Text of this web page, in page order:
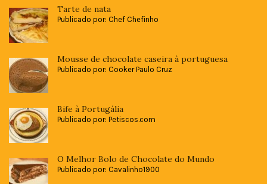
Tarte de nata
Publicado por: Chef Chefinho
Mousse de chocolate caseira à portuguesa
Publicado por: Cooker Paulo Cruz
Bife à Portugália
Publicado por: Petiscos.com
O Melhor Bolo de Chocolate do Mundo
Publicado por: Cavalinho1900